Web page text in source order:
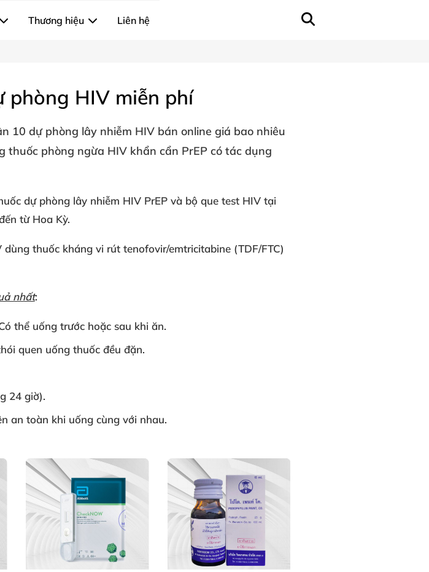
Thương hiệu Liên hệ
phòng HIV miễn phí
10 dự phòng lây nhiễm HIV bán online giá bao nhiêu
thuốc phòng ngừa HIV khẩn cẩn PrEP có tác dụng
dự phòng lây nhiễm HIV PrEPvà bộ que test HIV tại
từ Hoa Kỳ.
dùng thuốc kháng vi rút tenofovir/emtricitabine(TDF/FTC)
nhất:
thể uống trước hoặc sau khi ăn.
quen uống thuốc đều đặn.
24 giờ).
an toàn khi uống cùng với nhau.